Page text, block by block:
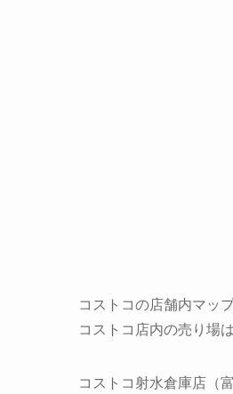
コストコの店舗内マッ
コストコ店内の売り場
コストコ射水倉庫店（